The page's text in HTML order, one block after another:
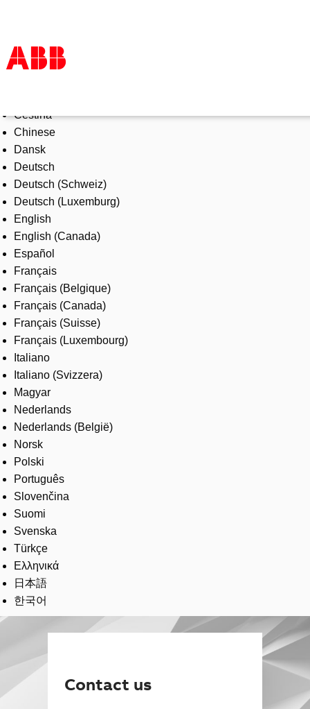
Products & Solutions
Industries
Services
About us
Where to buy
Contact us
Careers
Čeština
Chinese
Dansk
Deutsch
Deutsch (Schweiz)
Deutsch (Luxemburg)
English
English (Canada)
Español
Français
Français (Belgique)
Français (Canada)
Français (Suisse)
Français (Luxembourg)
Italiano
Italiano (Svizzera)
Magyar
Nederlands
Nederlands (België)
Norsk
Polski
Português
Slovenčina
Suomi
Svenska
Türkçe
Ελληνικά
日本語
한국어
Contact us